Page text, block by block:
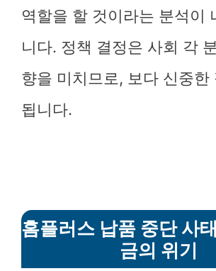
역할을 할 것이라는 분석이
니다. 정책 결정은 사회 각
향을 미치므로, 보다 신중한
됩니다.
홈플러스 납품 중단 사
금의 위기